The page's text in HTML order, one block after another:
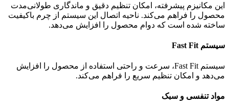
این مکانیزم پیشرفته، امکان تنظیم دقیق و ماندگاری طولانی‌مدت
محصول را فراهم می‌کند. ناحیه اتصال این سیستم از چرم باکیفیت
ساخته شده است که دوام محصول را افزایش می‌دهد.
سیستم Fast Fit
سیستم Fast Fit، سرعت و راحتی استفاده از محصول را افزایش
می‌دهد و امکان تنظیم سریع را فراهم می‌کند.
مواد تنفسی و سبک